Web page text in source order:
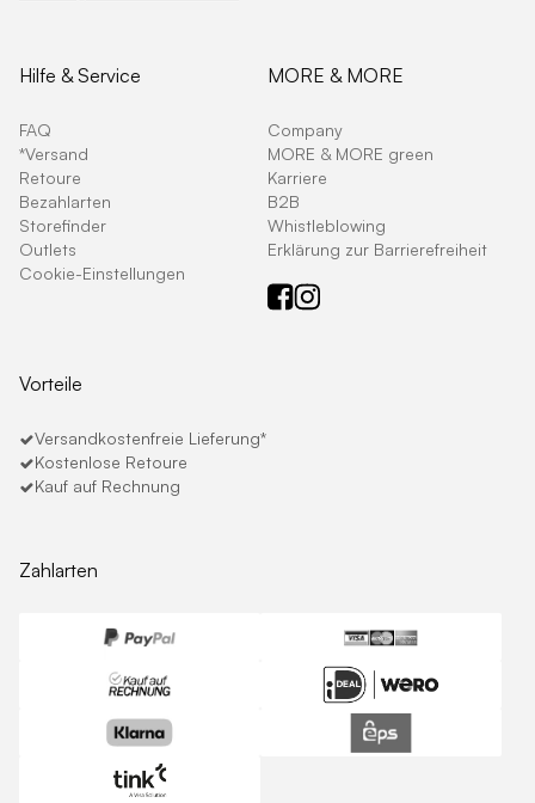
Hilfe & Service
FAQ
*Versand
Retoure
Bezahlarten
Storefinder
Outlets
Cookie-Einstellungen
MORE & MORE
Company
MORE & MORE green
Karriere
B2B
Whistleblowing
Erklärung zur Barrierefreiheit
Vorteile
Versandkostenfreie Lieferung*
Kostenlose Retoure
Kauf auf Rechnung
Zahlarten